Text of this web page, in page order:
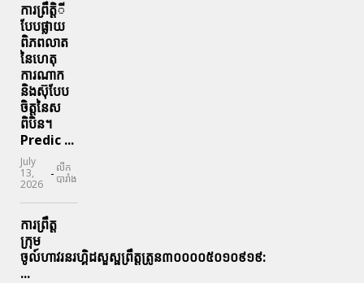
ការព្រឹតិ្តី
បែបផ្លាយ
ពិភពលាត
នៃហេតុ
ការណាក
និងស៊ុបែប
ចិត្តនៃស
ពិបិន។
Predic ...
July
13,
2026
- លីក
បារាំង
ការព្រឹត្ត
ក្រុម
ចូល៍ហាវរនរហ្គិដសួស្ផព្រឹត្តត្រូន៣០០០០៥០១០៩១៩:
...